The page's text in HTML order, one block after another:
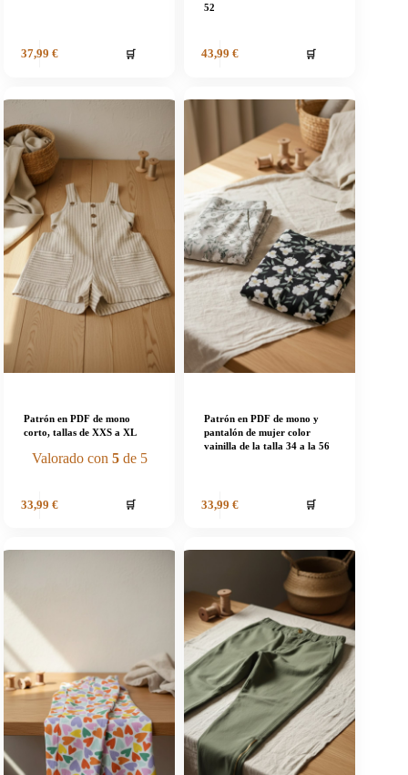
37,99 € 🛒
52
43,99 € 🛒
Patrón en PDF de mono
corto, tallas de XXS a XL
Valorado con 5de 5
33,99 € 🛒
Patrón en PDF de mono y
pantalón de mujer color
vainilla de la talla 34 a la 56
33,99 € 🛒